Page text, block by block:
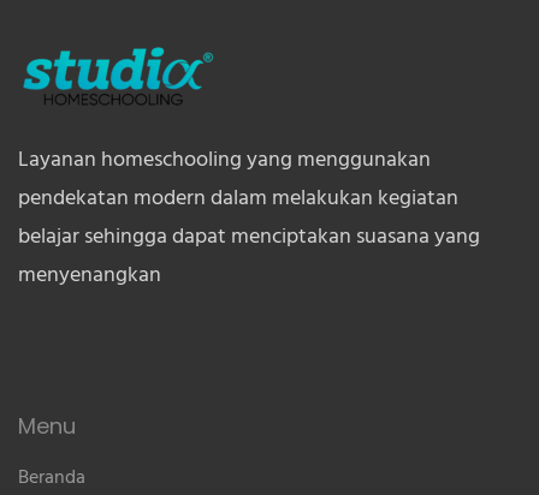
Layanan homeschooling yang menggunakan
pendekatan modern dalam melakukan kegiatan
belajar sehingga dapat menciptakan suasana yang
menyenangkan
Menu
Beranda